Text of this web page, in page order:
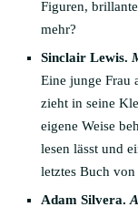
Figuren,
mehr?
Sinclair Lewis.
Eine junge Frau
zieht in seine
eigene Weise
lesen lässt und
letztes Buch
Adam Silvera.